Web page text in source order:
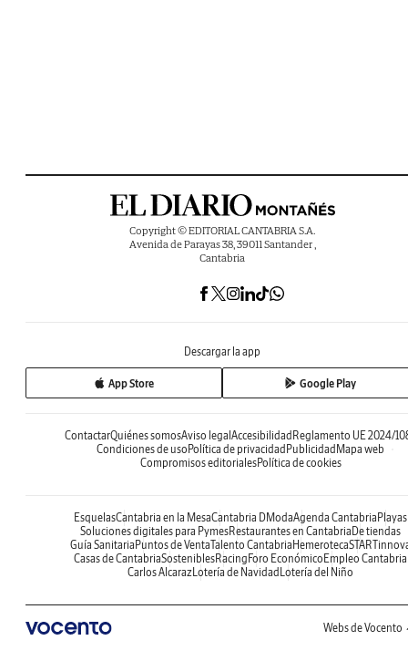
Copyright © EDITORIAL CANTABRIA S.A.
Avenida de Parayas 38, 39011 Santander ,
Cantabria
Descargar la app
App Store Google Play
ContactarQuiénes somosAviso legal Accesibilidad Reglamento UE 2024/
Condiciones de uso Política de privacidad Publicidad Mapa web
Compromisos editorialesPolítica de cookies
EsquelasCantabria en la MesaCantabria DModaAgenda Cantabria Playas
Soluciones digitales para PymesRestaurantes en Cantabria De tiendas
Guía Sanitaria Puntos de VentaTalento Cantabria Hemeroteca
Casas de CantabriaSosteniblesRacing Foro Económico Empleo Cantabria
Carlos AlcarazLotería de Navidad Lotería del Niño
Webs de Vocento